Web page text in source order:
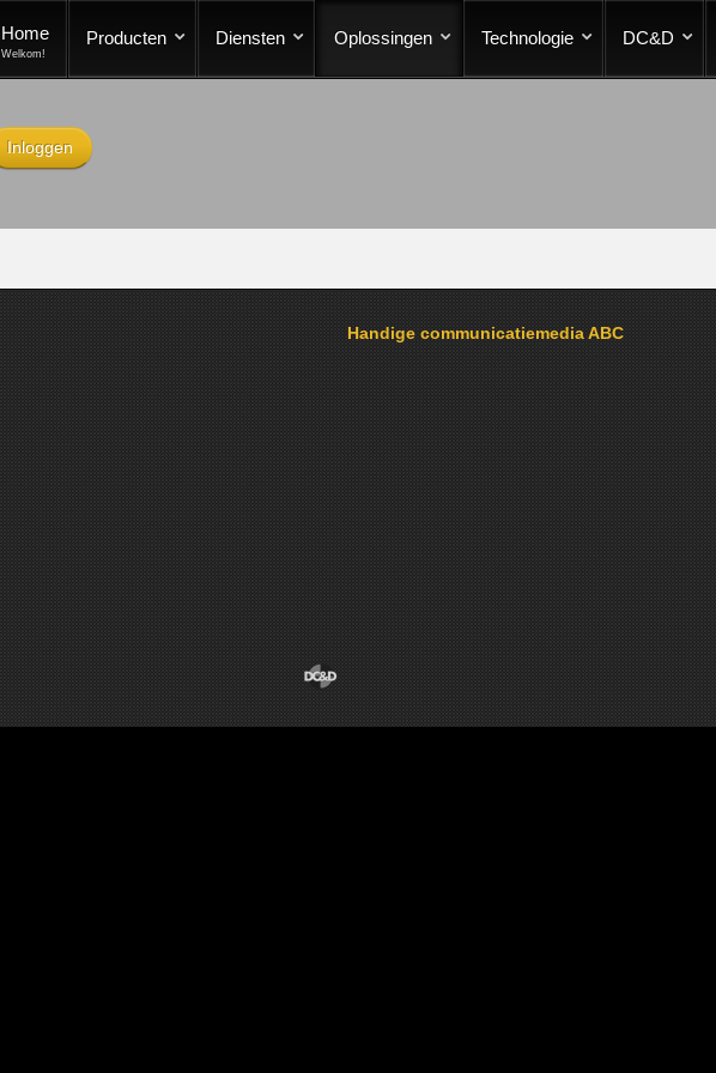
Home
Welkom!
Producten Diensten Oplossingen Technologie DC&D
Inloggen
Handige communicatiemedia ABC